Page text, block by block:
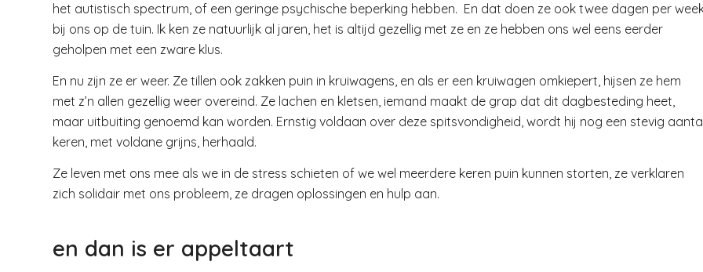
het autistisch spectrum, of een geringe psychische beperking hebben. En dat doen ze ook twee dagen per
bij ons op de tuin. Ik ken ze natuurlijk al jaren, het is altijd gezellig met ze en ze hebben ons wel eens eerder
geholpen met een zware klus.
En nu zijn ze er weer. Ze tillen ook zakken puin in kruiwagens, en als er een kruiwagen omkiepert, hijsen ze hem
met z’n allen gezellig weer overeind. Ze lachen en kletsen, iemand maakt de grap dat dit dagbesteding heet,
maar uitbuiting genoemd kan worden. Ernstig voldaan over deze spitsvondigheid, wordt hij nog een stevig
keren, met voldane grijns, herhaald.
Ze leven met ons mee als we in de stress schieten of we wel meerdere keren puin kunnen storten, ze verklaren
zich solidair met ons probleem, ze dragen oplossingen en hulp aan.
en dan is er appeltaart